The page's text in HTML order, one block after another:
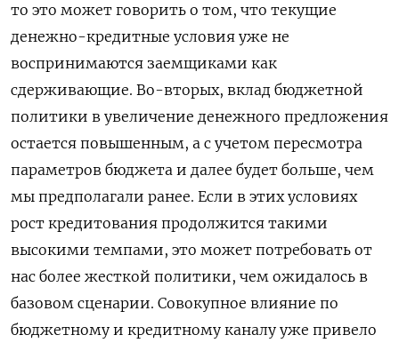
то это может говорить о том, что текущие
денежно-кредитные условия уже не
воспринимаются заемщиками как
сдерживающие. Во-вторых, вклад бюджетной
политики в увеличение денежного предложения
остается повышенным, а с учетом пересмотра
параметров бюджета и далее будет больше, чем
мы предполагали ранее. Если в этих условиях
рост кредитования продолжится такими
высокими темпами, это может потребовать от
нас более жесткой политики, чем ожидалось в
базовом сценарии. Совокупное влияние по
бюджетному и кредитному каналу уже привело